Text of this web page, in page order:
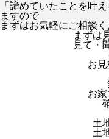
「諦めていたことを叶
ますので
まずはお気軽にご相談く
まずは
見て・
お
お
土
土